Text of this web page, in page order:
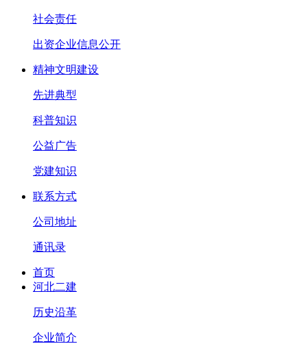
社会责任
出资企业信息公开
精神文明建设
先进典型
科普知识
公益广告
党建知识
联系方式
公司地址
通讯录
首页
河北二建
历史沿革
企业简介